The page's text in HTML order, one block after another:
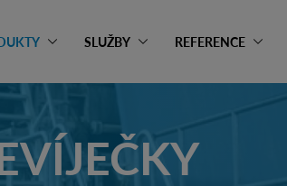
SLUŽBY REFERENCE